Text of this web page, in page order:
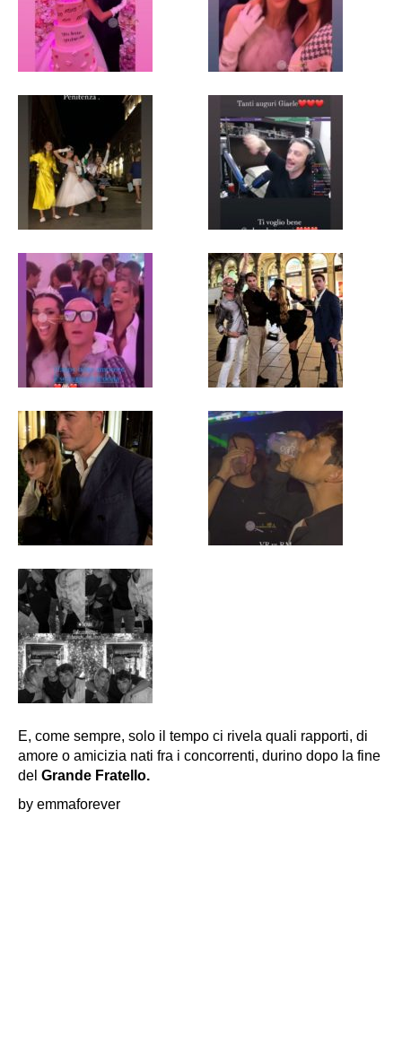
E, come sempre, solo il tempo ci rivela quali rapporti, di
amore o amicizia nati fra i concorrenti, durino dopo la fine
del Grande Fratello.
by emmaforever